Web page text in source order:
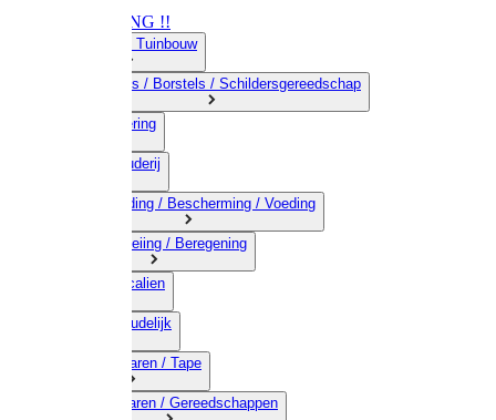
OPRUIMING !!
01) Land-& Tuinbouw
02) Bezems / Borstels / Schildersgereedschap
03) Afrastering
04) Veehouderij
05) Bestrijding / Bescherming / Voeding
06) Besproeiing / Beregening
07) Chemicalien
08) Huishoudelijk
09) Touwwaren / Tape
10) IJzerwaren / Gereedschappen